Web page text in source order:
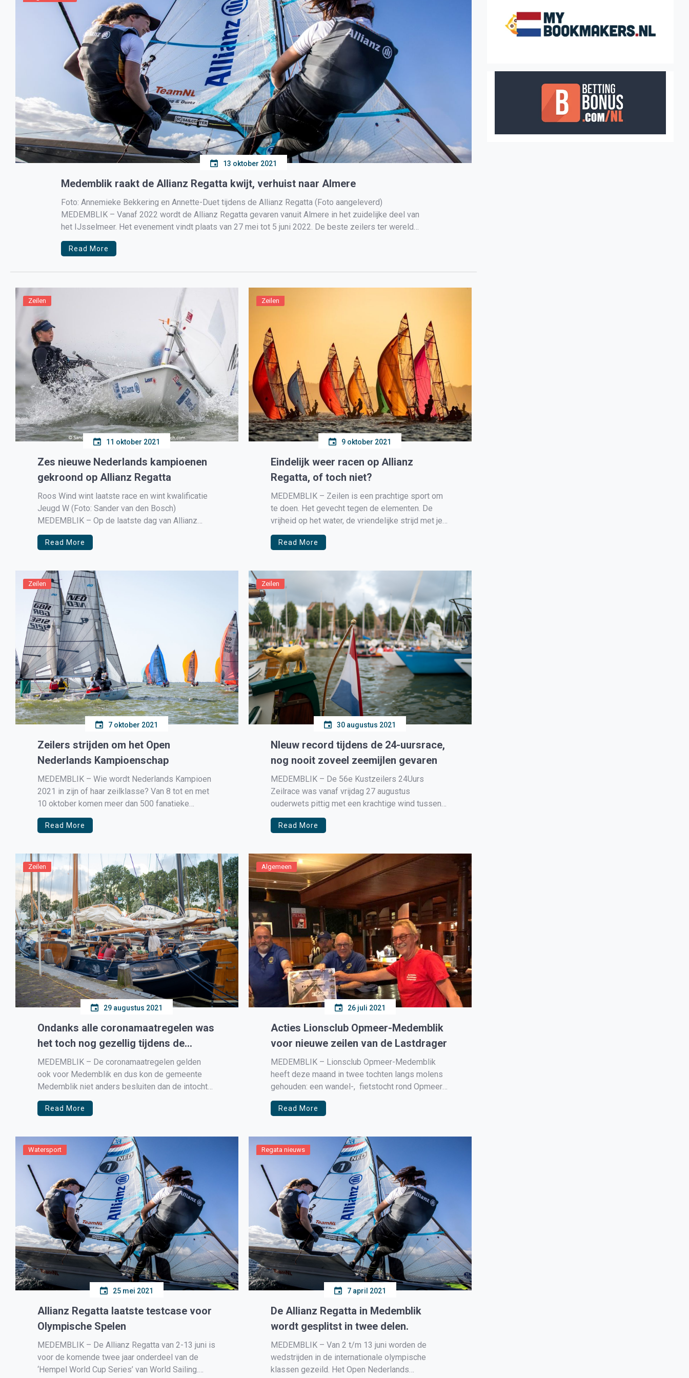
13 oktober 2021
Medemblik raakt de Allianz Regatta kwijt, verhuist naar Almere
Foto: Annemieke Bekkering en Annette-Duet tijdens de Allianz Regatta (Foto aangeleverd)
MEDEMBLIK – Vanaf 2022 wordt de Allianz Regatta gevaren vanuit Almere in het zuidelijke deel van
het IJsselmeer. Het evenement vindt plaats van 27 mei tot 5 juni 2022. De beste zeilers ter wereld
nemen deel aan de World […]
Read More
Zeilen
11 oktober 2021
Zes nieuwe Nederlands kampioenen
gekroond op Allianz Regatta
Roos Wind wint laatste race en wint kwalificatie
Jeugd W (Foto: Sander van den Bosch)
MEDEMBLIK – Op de laatste dag van Allianz
Regatta worden de deelnemers pas rond 14.00
uur het water opgestuurd door wedstrijdleiders
voor de deadline van 16.00 uur, […]
Read More
Zeilen
9 oktober 2021
Eindelijk weer racen op Allianz
Regatta, of toch niet?
MEDEMBLIK – Zeilen is een prachtige sport om
te doen. Het gevecht tegen de elementen. De
vrijheid op het water, de vriendelijke strijd met je
tegenstanders. Maanden heb je alleen maar
kunnen trainen voor dit Open Nederlands
het eindelijk zover. Honderden gedreven zeilers
[…]
Read More
Zeilen
7 oktober 2021
Zeilers strijden om het Open
Nederlands Kampioenschap
MEDEMBLIK – Wie wordt Nederlands Kampioen
2021 in zijn of haar zeilklasse? Van 8 tot en met
10 oktober komen meer dan 500 fanatieke
zeilers bij elkaar in Medemblik om te beslissen
wie de felbegeerde kampioenswimpel mee naar
ernaar uitgekeken en dit weekend barst […]
Read More
Zeilen
30 augustus 2021
NIeuw record tijdens de 24-uursrace,
nog nooit zoveel zeemijlen gevaren
MEDEMBLIK – De 56e Kustzeilers 24Uurs
Zeilrace was vanaf vrijdag 27 augustus
ouderwets pittig met een krachtige wind tussen
de 18 en 25 knopen uit het noorden. Deze wind
bleef gedurende de nacht aanhouden, waardoor
Zeker voor onervaren bemanningen was de 56e
editie […]
Read More
Zeilen
29 augustus 2021
Ondanks alle coronamaatregelen was
het toch nog gezellig tijdens de
intocht van de 24-uurs race
MEDEMBLIK – De coronamaatregelen gelden
ook voor Medemblik en dus kon de gemeente
Medemblik niet anders besluiten dan de intocht
onder strenge voorwaarden door te laten gaan.
Geen live muziek, geen feesten op de kade van
dat. Maar wel weer vele zeilers die […]
Read More
Algemeen
26 juli 2021
Acties Lionsclub Opmeer-Medemblik
voor nieuwe zeilen van de Lastdrager
MEDEMBLIK – Lionsclub Opmeer-Medemblik
heeft deze maand in twee tochten langs molens
gehouden: een wandel-, fietstocht rond Opmeer
en een auto molenrally langs klassieke molens in
Noord-Holland-Noord. Na afloop van de autorally
1.850,00 uitgereikt aan molenaar Kees Mens voor
nieuwe zeilen op […]
Read More
Watersport
25 mei 2021
Allianz Regatta laatste testcase voor
Olympische Spelen
MEDEMBLIK – De Allianz Regatta van 2-13 juni is
voor de komende twee jaar onderdeel van de
‘Hempel World Cup Series’ van World Sailing.
Regata nieuws
7 april 2021
De Allianz Regatta in Medemblik
wordt gesplitst in twee delen.
MEDEMBLIK – Van 2 t/m 13 juni worden de
wedstrijden in de internationale olympische
klassen gezeild. Het Open Nederlands